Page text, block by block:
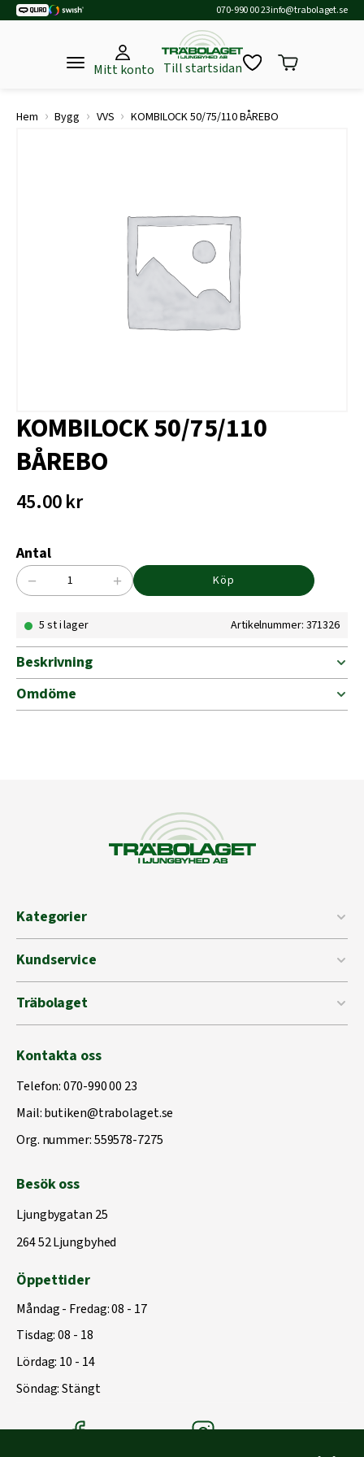
070-990 00 23info@trabolaget.se
Mitt konto Till startsidan
Hem › Bygg › VVS › KOMBILOCK 50/75/110 BÅREBO
KOMBILOCK 50/75/110
BÅREBO
45.00kr
Antal
KOMBILOCK
BÅREBO
− + Köp
5 st i lager Artikelnummer: 371326
Beskrivning
Omdöme
Kategorier
Kundservice
Träbolaget
Kontakta oss
Telefon:070-990 00 23
Mail:butiken@trabolaget.se
Org. nummer: 559578-7275
Besök oss
Ljungbygatan 25
264 52 Ljungbyhed
Öppettider
Måndag - Fredag: 08 - 17
Tisdag: 08 - 18
Lördag: 10 - 14
Söndag: Stängt